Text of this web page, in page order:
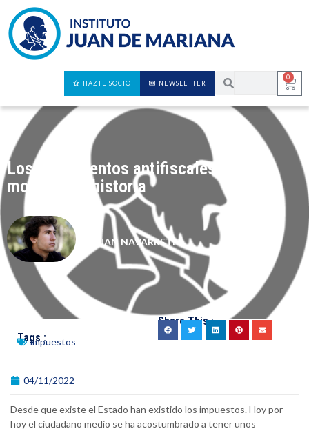
0
NEWSLETTER
HAZTE SOCIO
Los movimientos antifiscales como
motor de la historia
JUAN NAVARRETE
Tags :impuestos
Share This :
04/11/2022
Desde que existe el Estado han existido los impuestos. Hoy por
hoy el ciudadano medio se ha acostumbrado a tener unos